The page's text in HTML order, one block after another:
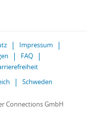
Impressum
FAQ
Schweden
Connections GmbH